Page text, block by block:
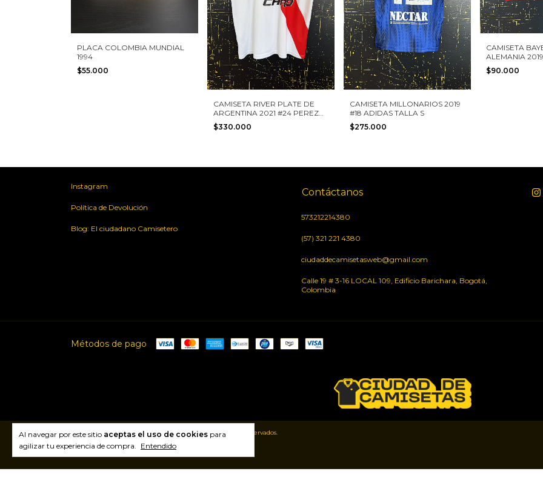
Al navegar por este sitio aceptas el uso de cookies para
agilizar tu experiencia de compra. Entendido
PLACA COLOMBIA MUNDIAL
1994
$55.000
CAMISETA RIVER PLATE DE
ARGENTINA 2021 #24 PEREZ
ADIDAS TALLA L
$330.000
CAMISETA MILLONARIOS 2019
#18 ADIDAS TALLA S
$275.000
CAMISETA
ALEMANIA
XS NIÑO
$90.000
Instagram
Política de Devolución
Blog: El ciudadano Camisetero
Contáctanos
573212214380
(57) 321 221 4380
ciudaddecamisetasweb@gmail.com
Calle 19 # 3-16 LOCAL 109, Edificio Barichara, Bogotá,
Colombia
Métodos de pago
Copyright Ciudad de Camisetas - 2026. Todos los derechos reservados.